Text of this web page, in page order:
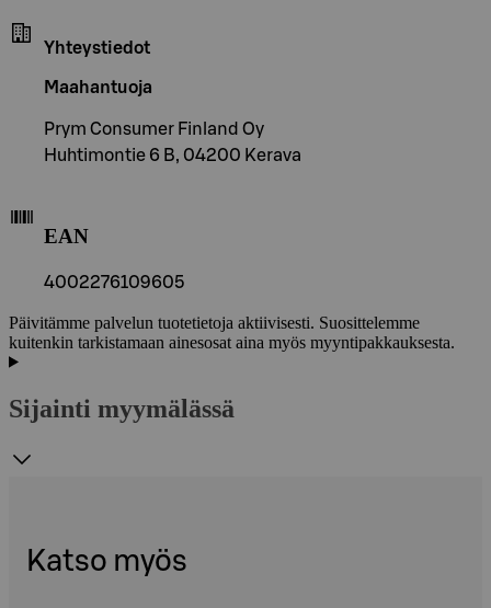
Yhteystiedot
Maahantuoja
Prym Consumer Finland Oy
Huhtimontie 6 B, 04200 Kerava
EAN
4002276109605
Päivitämme palvelun tuotetietoja aktiivisesti. Suosittelemme
kuitenkin tarkistamaan ainesosat aina myös myyntipakkauksesta.
Sijainti myymälässä
Katso myös